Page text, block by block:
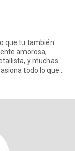
que tu también.
amorosa,
todo lo que